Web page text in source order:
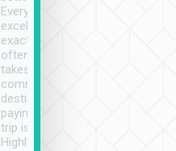
Every driver has been
excellent and arrives
exactly on time. As there is
often limited English it
takes the difficulty out of
communicating the
destination details and
paying online prior to the
trip is very convenient.
Highly recommended